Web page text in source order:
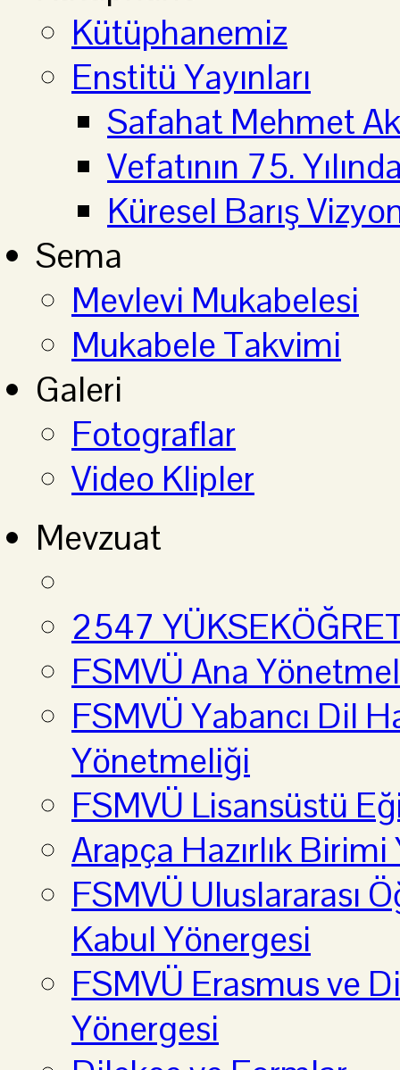
Kütüphanemiz
Enstitü Yayınları
Safahat Mehmet
Vefatının 75.
Küresel Barış
Sema
Mevlevi Mukabelesi
Mukabele Takvimi
Galeri
Fotograflar
Video Klipler
Mevzuat
2547
FSMVÜ Ana
FSMVÜ Yabancı Dil
Yönetmeliği
FSMVÜ Lisansüstü
Arapça Hazırlık
FSMVÜ Uluslararası
Kabul Yönergesi
FSMVÜ Erasmus ve
Yönergesi